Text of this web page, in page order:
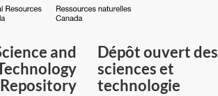
du
Canada
and
Repository
Dépôt ouvert des
sciences et
technologie